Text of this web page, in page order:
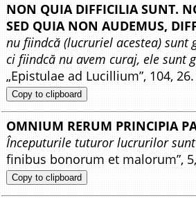
NON QUIA DIFFICILIA SUNT.
SED QUIA NON AUDEMUS,
nu fiindcă (lucruriel acestea) sunt
ci fiindcă nu avem curaj, ele sunt
„Epistulae ad Lucillium”, 104,
Copy to clipboard
OMNIUM RERUM PRINCIPIA
Începuturile tuturor lucrurilor
finibus bonorum et malorum”,
Copy to clipboard